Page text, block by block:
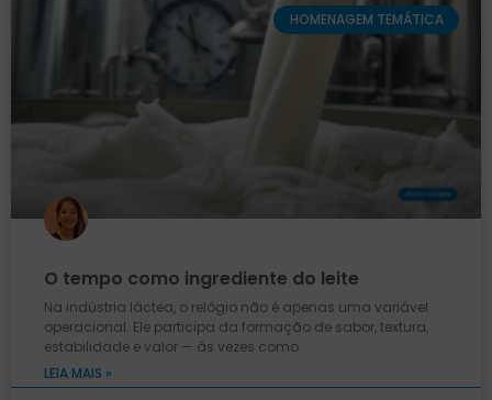
HOMENAGEM TEMÁTICA
O tempo como ingrediente do leite
Na indústria láctea, o relógio não é apenas uma variável
operacional. Ele participa da formação de sabor, textura,
estabilidade e valor — às vezes como
LEIA MAIS »